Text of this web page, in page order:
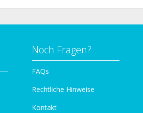
Noch Fragen?
FAQs
Rechtliche Hinweise
Kontakt